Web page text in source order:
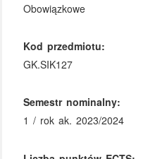
Obowiązkowe
Kod przedmiotu:
GK.SIK127
Semestr nominalny:
1 / rok ak. 2023/2024